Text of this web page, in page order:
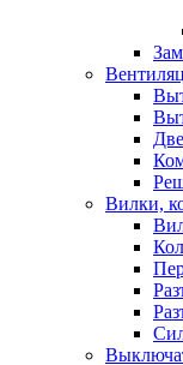
Вилки,